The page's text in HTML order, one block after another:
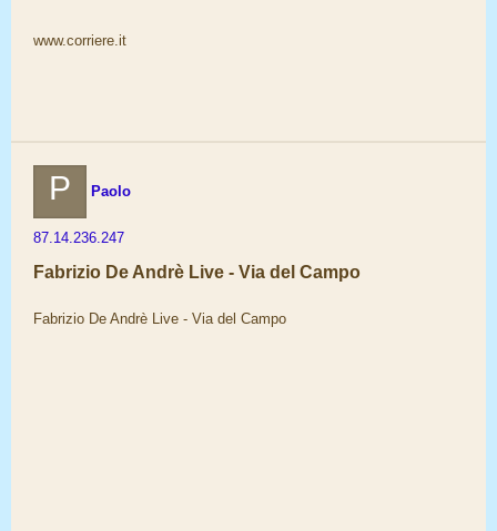
www.corriere.it
P Paolo
87.14.236.247
Fabrizio De Andrè Live - Via del Campo
Fabrizio De Andrè Live - Via del Campo